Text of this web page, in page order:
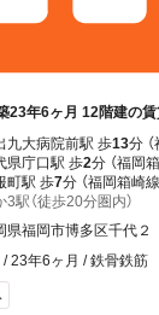
23年6ヶ月 12階建の
九大病院前駅 歩13分
県庁口駅 歩2分 （福岡
町駅 歩7分 （福岡箱崎線
3駅（徒歩20分圏内）
県福岡市博多区千代２
/ 23年6ヶ月 / 鉄骨鉄筋